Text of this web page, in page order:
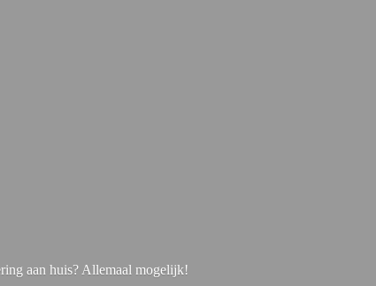
aan huis? Allemaal mogelijk!